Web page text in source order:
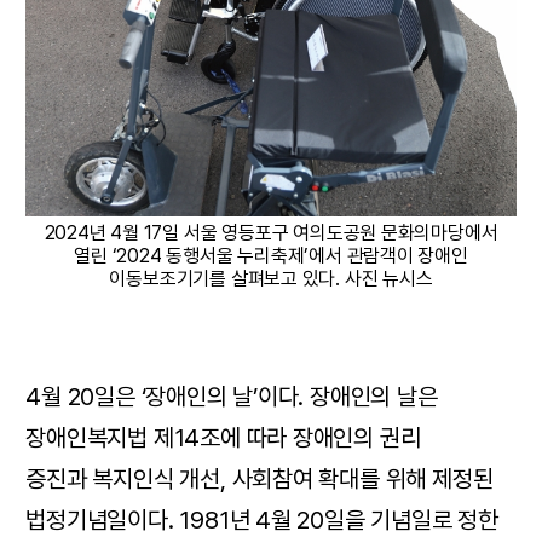
2024년 4월 17일 서울 영등포구 여의도공원 문화의마당에서
열린 ‘2024 동행서울 누리축제’에서 관람객이 장애인
이동보조기기를 살펴보고 있다. 사진 뉴시스
4월 20일은 ‘장애인의 날’이다. 장애인의 날은
장애인복지법 제14조에 따라 장애인의 권리
증진과 복지인식 개선, 사회참여 확대를 위해 제정된
법정기념일이다. 1981년 4월 20일을 기념일로 정한